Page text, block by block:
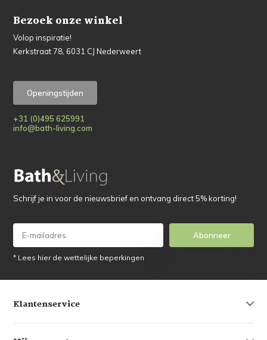
Bezoek onze winkel
Volop inspiratie!
Kerkstraat 78, 6031 CJ Nederweert
Openingstijden
+31 (0)495 625991
info@bath-living.com
Schrijf je in voor de nieuwsbrief en ontvang direct 5% korting!
Abonneer
* Lees hier de wettelijke beperkingen
Klantenservice